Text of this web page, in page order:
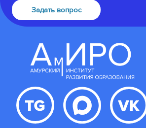
Задать вопрос